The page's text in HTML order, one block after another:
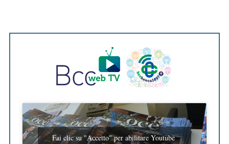
Fai clic su "Accetto" per abilitare Youtube